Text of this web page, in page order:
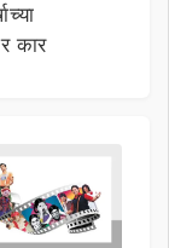
कार